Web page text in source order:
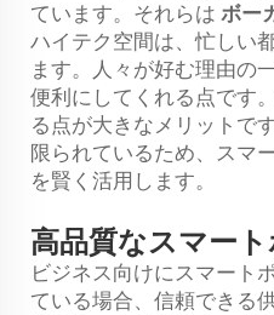
ています。それらは ボー
ハイテク空間は、忙しい
ます。人々が好む理由の
便利にしてくれる点です
る点が大きなメリットで
限られているため、スマ
を賢く活用します。
高品質なスマー
ビジネス向けにスマート
ている場合、信頼できる